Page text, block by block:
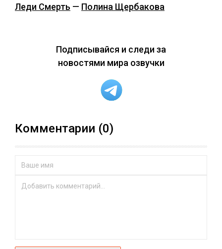
Леди Смерть — Полина Щербакова
Подписывайся и следи за
новостями мира озвучки
Комментарии (0)